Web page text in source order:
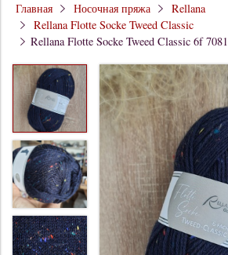
Главная Носочная пряжа
Rellana
Rellana Flotte Socke Tweed Classic
Rellana Flotte Socke Tweed Classic 6f 7081